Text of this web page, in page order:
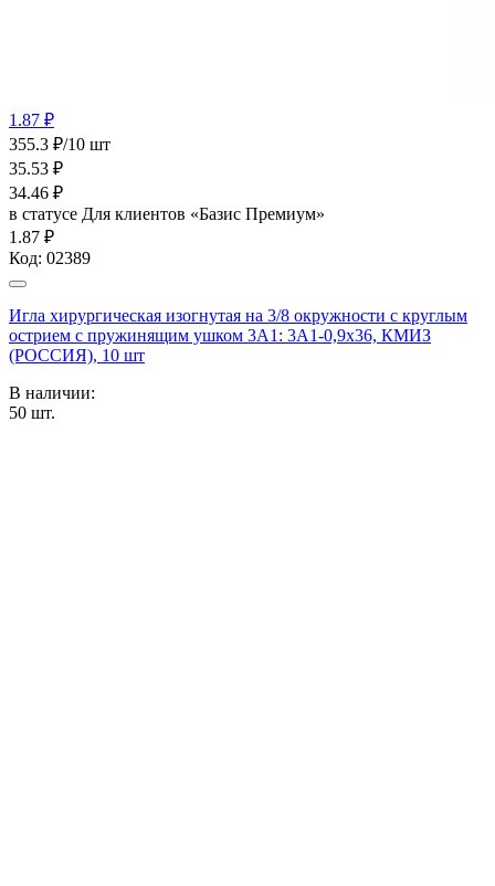
1.87 ₽
355.3 ₽/10 шт
35.53 ₽
34.46 ₽
в статусе Для клиентов «Базис Премиум»
1.87 ₽
Код: 02389
Игла хирургическая изогнутая на 3/8 окружности с круглым
острием с пружинящим ушком 3А1: 3А1-0,9х36, КМИЗ
(РОССИЯ), 10 шт
В наличии:
50 шт.